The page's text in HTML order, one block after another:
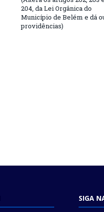
204, da Lei Orgânica do
Município de Belém e dá
providências)
SIGA